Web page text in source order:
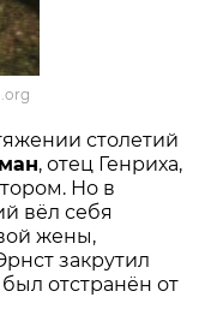
столетий
, отец Генриха,
Но в
вёл себя
жены,
закрутил
отстранён от